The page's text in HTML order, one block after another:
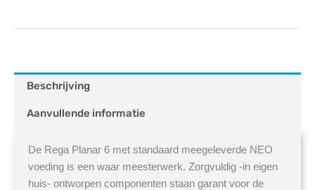
Beschrijving
Aanvullende informatie
De Rega Planar 6 met standaard meegeleverde NEO
voeding is een waar meesterwerk. Zorgvuldig -in eigen
huis- ontworpen componenten staan garant voor de